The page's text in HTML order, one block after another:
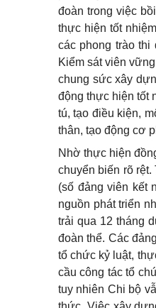
đoàn trong việc
thực hiện tốt
các phong trào
Kiểm sát viên
chung sức xây
động thực hiện tốt
tú, tạo điều kiện,
thân, tạo động cơ
Nhờ thực hiện
chuyển biến rõ
(số đảng viên kết
nguồn phát triển
trải qua 12 tháng
đoàn thể. Các
tổ chức kỷ luật,
cầu công tác tổ
tuy nhiên Chi bộ